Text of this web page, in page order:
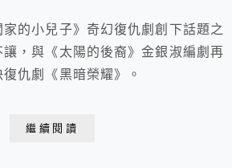
的小兒子》奇幻復仇劇創下話題之
，與《太陽的後裔》金銀淑編劇再
仇劇《黑暗榮耀》。
繼續閱讀